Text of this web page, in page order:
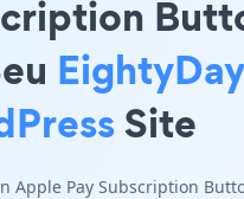
Site
Apple Pay Subscription